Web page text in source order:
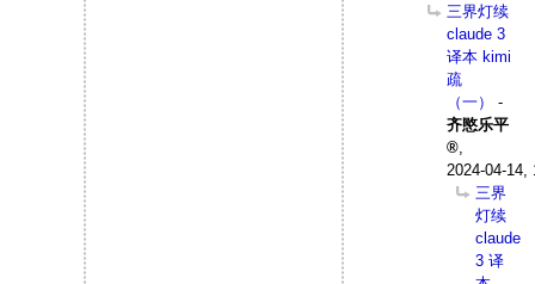
三界灯续
claude 3
译本 kimi
疏
（一）
-
齐愍乐平
2024-04-14,
三界
灯续
claude
3 译